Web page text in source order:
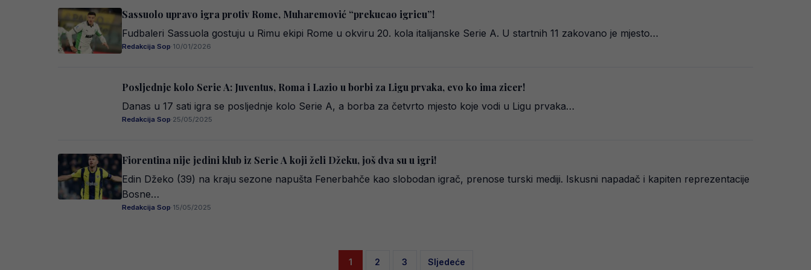
Sassuolo upravo igra protiv Rome, Muharemović “prekucao igricu”!
Fudbaleri Sassuola gostuju u Rimu ekipi Rome u okviru 20. kola italijanske Serie A. U startnih 11 zakovano je mjesto…
Redakcija Sop·10/01/2026
Posljednje kolo Serie A: Juventus, Roma i Lazio u borbi za Ligu prvaka, evo ko ima zicer!
Danas u 17 sati igra se posljednje kolo Serie A, a borba za četvrto mjesto koje vodi u Ligu prvaka…
Redakcija Sop·25/05/2025
Fiorentina nije jedini klub iz Serie A koji želi Džeku, još dva su u igri!
Edin Džeko (39) na kraju sezone napušta Fenerbahče kao slobodan igrač, prenose turski mediji. Iskusni napadač i kapiten reprezentacije
Bosne…
Redakcija Sop·15/05/2025
Posts
1 2 3 Sljedeće